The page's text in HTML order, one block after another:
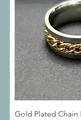
Gold Plated Chain